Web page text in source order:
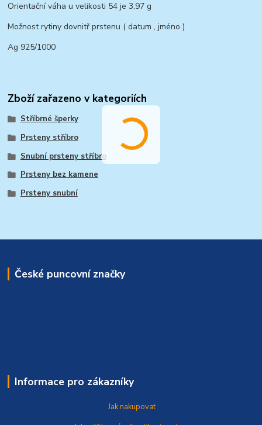
Orientační váha u velikosti 54 je 3,97 g
Možnost rytiny dovnitř prstenu ( datum , jméno )
Ag 925/1000
Zboží zařazeno v kategoriích
Stříbrné šperky
Prsteny stříbro
Snubní prsteny stříbro
Prsteny bez kamene
Prsteny snubní
České puncovní značky
Informace pro zákazníky
Jak nakupovat